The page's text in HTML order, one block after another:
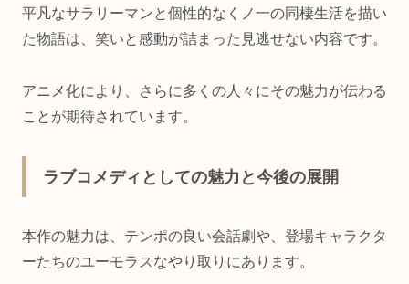
平凡なサラリーマンと個性的なくノ一の同棲生活を描い
た物語は、笑いと感動が詰まった見逃せない内容です。
アニメ化により、さらに多くの人々にその魅力が伝わる
ことが期待されています。
ラブコメディとしての魅力と今後の展開
本作の魅力は、テンポの良い会話劇や、登場キャラクタ
ーたちのユーモラスなやり取りにあります。